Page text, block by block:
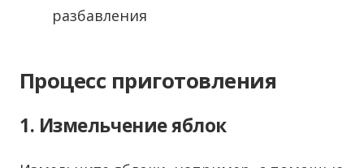
разбавления
Процесс приготовления
1. Измельчение яблок